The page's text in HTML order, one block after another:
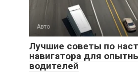
Авто
Лучшие советы по
навигатора для
водителей